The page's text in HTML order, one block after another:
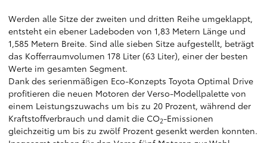
Werden alle Sitze der zweiten und dritten Reihe umgeklappt,
entsteht ein ebener Ladeboden von 1,83 Metern Länge und
1,585 Metern Breite. Sind alle sieben Sitze aufgestellt, beträgt
das Kofferraumvolumen 178 Liter (63 Liter), einer der besten
Werte im gesamten Segment.
Dank des serienmäßigen Eco-Konzepts Toyota Optimal Drive
profitieren die neuen Motoren der Verso-Modellpalette von
einem Leistungszuwachs um bis zu 20 Prozent, während der
Kraftstoffverbrauch und damit die CO2-Emissionen
gleichzeitig um bis zu zwölf Prozent gesenkt werden konnten.